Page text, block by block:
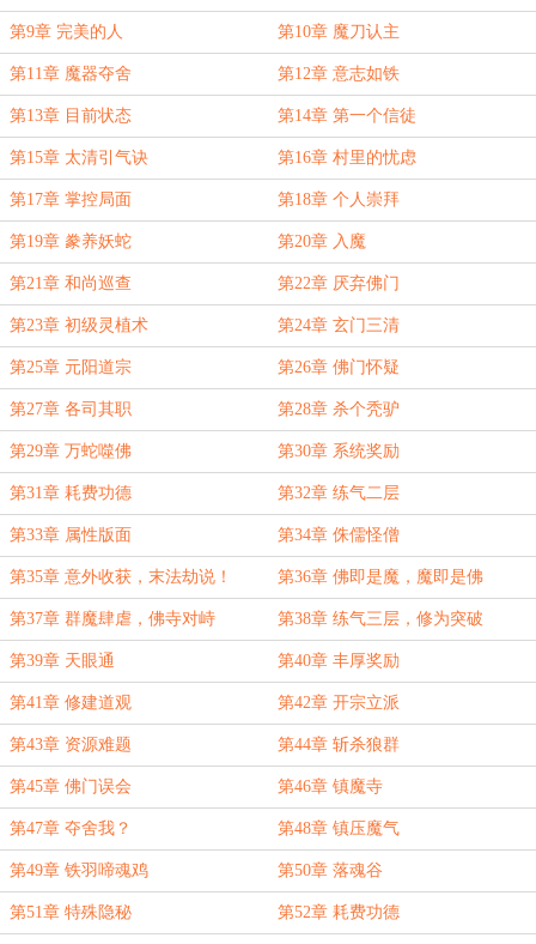
第9章 完美的人 第10章 魔刀认主
第11章 魔器夺舍 第12章 意志如铁
第13章 目前状态 第14章 第一个信徒
第15章 太清引气诀 第16章 村里的忧虑
第17章 掌控局面 第18章 个人崇拜
第19章 豢养妖蛇 第20章 入魔
第21章 和尚巡查 第22章 厌弃佛门
第23章 初级灵植术 第24章 玄门三清
第25章 元阳道宗 第26章 佛门怀疑
第27章 各司其职 第28章 杀个秃驴
第29章 万蛇噬佛 第30章 系统奖励
第31章 耗费功德 第32章 练气二层
第33章 属性版面 第34章 侏儒怪僧
第35章 意外收获，末法劫说！ 第36章 佛即是魔，魔即是佛
第37章 群魔肆虐，佛寺对峙 第38章 练气三层，修为突破
第39章 天眼通 第40章 丰厚奖励
第41章 修建道观 第42章 开宗立派
第43章 资源难题 第44章 斩杀狼群
第45章 佛门误会 第46章 镇魔寺
第47章 夺舍我？ 第48章 镇压魔气
第49章 铁羽啼魂鸡 第50章 落魂谷
第51章 特殊隐秘 第52章 耗费功德